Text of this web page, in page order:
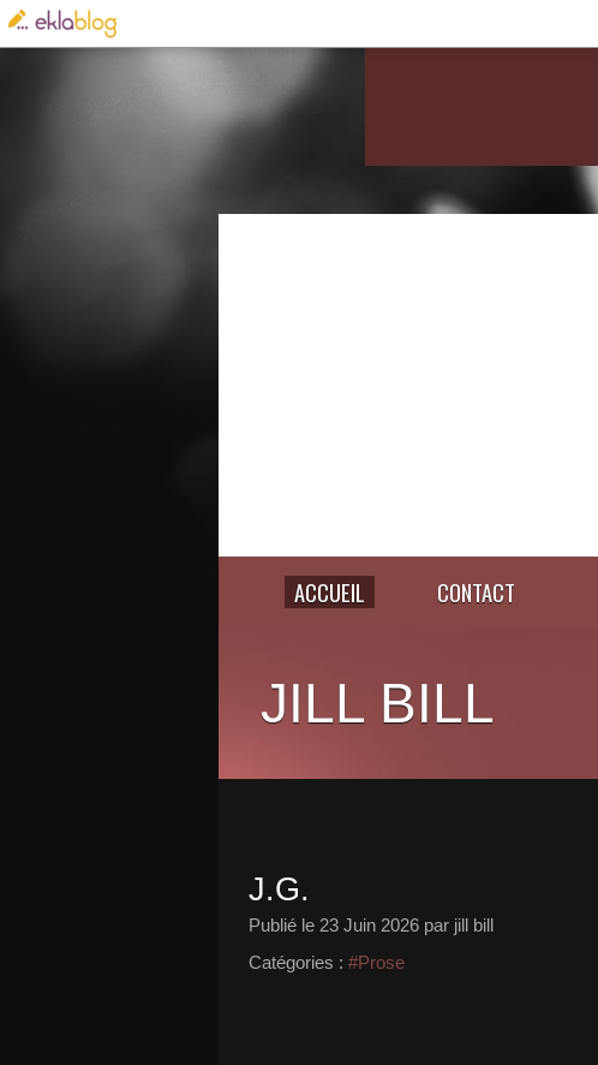
ACCUEIL CONTACT
JILL BILL
J.G.
Publié le 23 Juin 2026 par jill bill
Catégories : #Prose